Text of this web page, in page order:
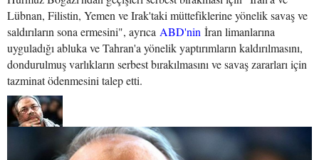
Lübnan, Filistin, Yemen ve Irak'taki müttefiklerine yönelik savaş ve
saldırıların sona ermesini", ayrıca ABD'nin İran limanlarına
uyguladığı abluka ve Tahran'a yönelik yaptırımların kaldırılmasını,
dondurulmuş varlıkların serbest bırakılmasını ve savaş zararları için
tazminat ödenmesini talep etti.